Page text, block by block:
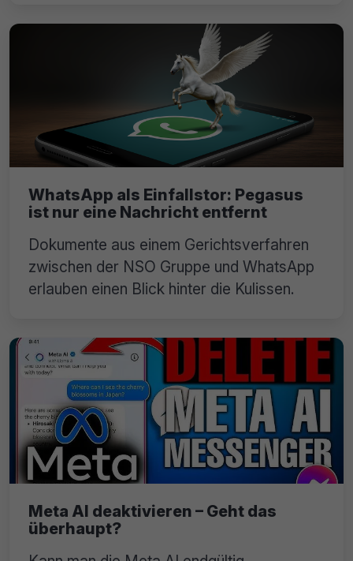
WhatsApp als Einfallstor: Pegasus
ist nur eine Nachricht entfernt
Dokumente aus einem Gerichtsverfahren
zwischen der NSO Gruppe und WhatsApp
erlauben einen Blick hinter die Kulissen.
Meta AI deaktivieren – Geht das
überhaupt?